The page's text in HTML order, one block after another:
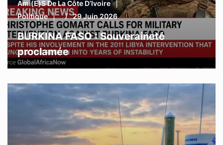
Ami(e)s De La Côte D’Ivoire
Politique
29 Juin 2026
BURKINA FASO : Souveraineté
proclamée